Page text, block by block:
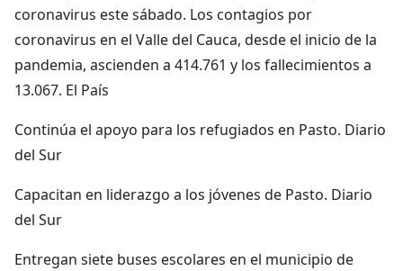
coronavirus este sábado. Los contagios por
coronavirus en el Valle del Cauca, desde el inicio de la
pandemia, ascienden a 414.761 y los fallecimientos a
13.067. El País
Continúa el apoyo para los refugiados en Pasto. Diario
del Sur
Capacitan en liderazgo a los jóvenes de Pasto. Diario
del Sur
Entregan siete buses escolares en el municipio de